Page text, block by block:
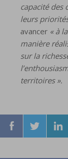
capacité des
leurs
avancer « à
manière
sur la
territoires ».